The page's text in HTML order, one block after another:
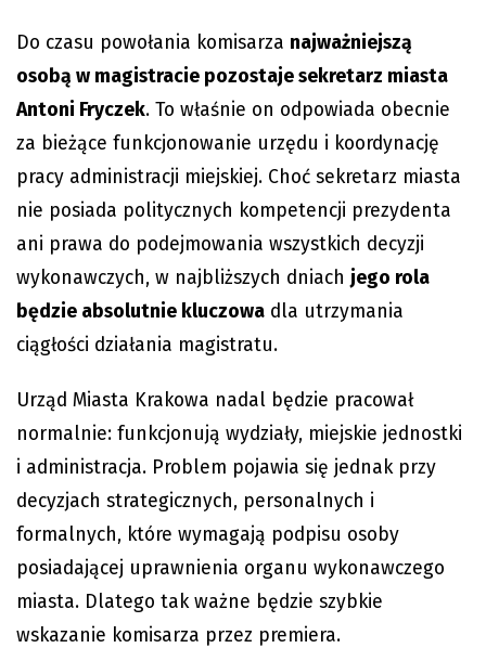
Do czasu powołania komisarza najważniejszą
osobą w magistracie pozostaje sekretarz miasta
Antoni Fryczek. To właśnie on odpowiada obecnie
za bieżące funkcjonowanie urzędu i koordynację
pracy administracji miejskiej. Choć sekretarz miasta
nie posiada politycznych kompetencji prezydenta
ani prawa do podejmowania wszystkich decyzji
wykonawczych, w najbliższych dniach jego rola
będzie absolutnie kluczowa dla utrzymania
ciągłości działania magistratu.
Urząd Miasta Krakowa nadal będzie pracował
normalnie: funkcjonują wydziały, miejskie jednostki
i administracja. Problem pojawia się jednak przy
decyzjach strategicznych, personalnych i
formalnych, które wymagają podpisu osoby
posiadającej uprawnienia organu wykonawczego
miasta. Dlatego tak ważne będzie szybkie
wskazanie komisarza przez premiera.